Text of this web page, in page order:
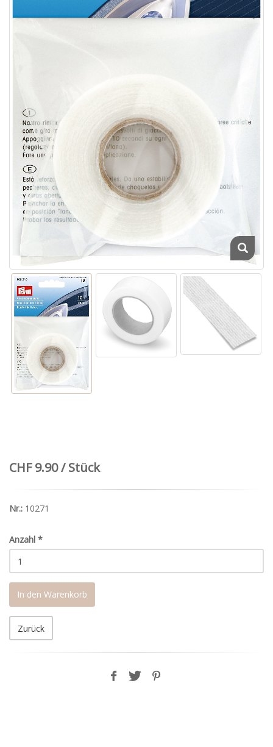
CHF 9.90 / Stück
Nr.: 10271
Anzahl *
In den Warenkorb
Zurück